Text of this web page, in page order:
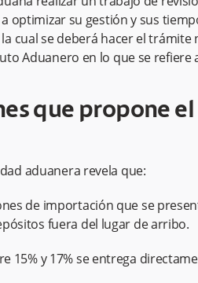
optimizar su gestión y sus
cual se deberá hacer el trámite
Aduanero en lo que se refiere
que propone
aduanera revela que:
de importación que se
fuera del lugar de arribo.
15% y 17% se entrega